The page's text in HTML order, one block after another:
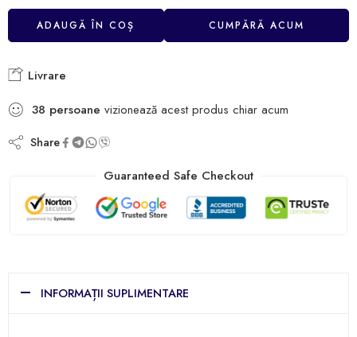
ADAUGĂ ÎN COȘ CUMPĂRĂ ACUM
Livrare
38 persoane vizionează acest produs chiar acum
Share
Guaranteed Safe Checkout
INFORMAȚII SUPLIMENTARE